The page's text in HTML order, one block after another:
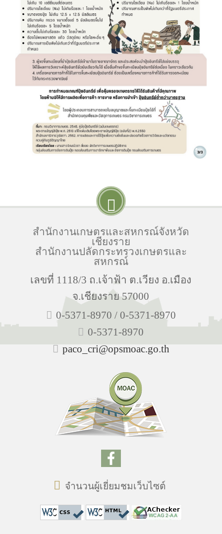
สำนักงานเกษตรและสหกรณ์จังหวัด
เชียงราย
สำนักงานปลัดกระทรวงเกษตรและ
สหกรณ์
เลขที่ 1118/3 ถ.เจ้าฟ้า ต.เวียง อ.เมือง
จ.เชียงราย 57000
0-5371-8970 / 0-5371-8970
0-5371-8970
paco_cri@opsmoac.go.th
จำนวนผู้เยี่ยมชมเว็บไซต์